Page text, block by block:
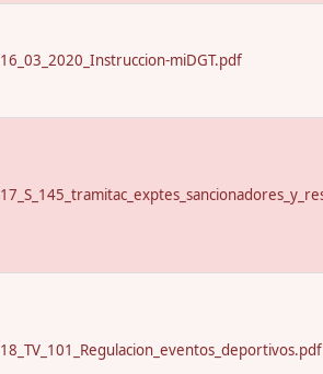
16_03_2020_Instruccion-miDGT.pdf
18_TV_101_Regulacion_eventos_deportivos.pdf